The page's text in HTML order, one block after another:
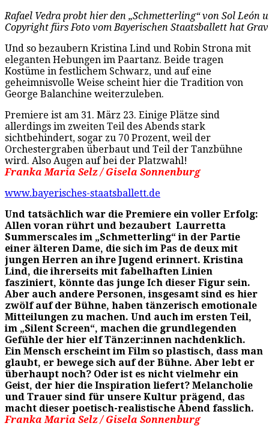
Rafael Vedra probt hier den „Schmetterling“ von Sol León
Copyright fürs Foto vom Bayerischen Staatsballett hat
Und so bezaubern Kristina Lind und Robin Strona mit
eleganten Hebungen im Paartanz. Beide tragen
Kostüme in festlichem Schwarz, und auf eine
geheimnisvolle Weise scheint hier die Tradition von
George Balanchine weiterzuleben.
Premiere ist am 31. März 23. Einige Plätze sind
allerdings im zweiten Teil des Abends stark
sichtbehindert, sogar zu 70 Prozent, weil der
Orchestergraben überbaut und Teil der Tanzbühne
wird. Also Augen auf bei der Platzwahl!
Franka Maria Selz / Gisela Sonnenburg
www.bayerisches-staatsballett.de
Und tatsächlich war die Premiere ein voller Erfolg:
Allen voran rührt und bezaubert Laurretta
Summerscales im „Schmetterling“ in der Partie
einer älteren Dame, die sich im Pas de deux mit
jungen Herren an ihre Jugend erinnert. Kristina
Lind, die ihrerseits mit fabelhaften Linien
fasziniert, könnte das junge Ich dieser Figur sein.
Aber auch andere Personen, insgesamt sind es hier
zwölf auf der Bühne, haben tänzerisch emotionale
Mitteilungen zu machen. Und auch im ersten Teil,
im „Silent Screen“, machen die grundlegenden
Gefühle der hier elf Tänzer:innen nachdenklich.
Ein Mensch erscheintim Film so plastisch, dass man
glaubt, er bewege sich auf der Bühne. Aber lebt er
überhaupt noch? Oder ist es nicht vielmehr ein
Geist, der hier die Inspiration liefert? Melancholie
und Trauer sind für unsere Kultur prägend, das
macht dieser poetisch-realistische Abend fasslich.
Franka Maria Selz / Gisela Sonnenburg